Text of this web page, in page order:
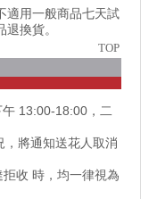
適用一般商品七天試
換貨。
TOP
13:00-18:00，二
，將通知送花人取消
收 時，均一律視為